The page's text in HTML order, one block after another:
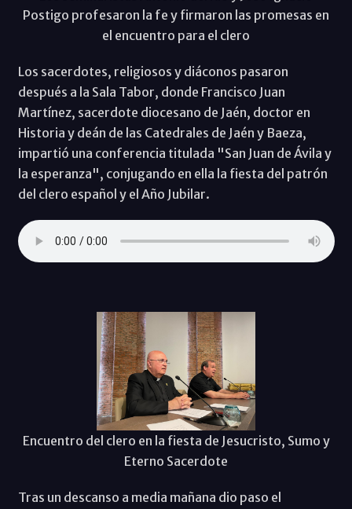
Postigo profesaron la fe y firmaron las promesas en
el encuentro para el clero
Los sacerdotes, religiosos y diáconos pasaron
después a la Sala Tabor, donde Francisco Juan
Martínez, sacerdote diocesano de Jaén, doctor en
Historia y deán de las Catedrales de Jaén y Baeza,
impartió una conferencia titulada "San Juan de Ávila y
la esperanza", conjugando en ella la fiesta del patrón
del clero español y el Año Jubilar.
Encuentro del clero en la fiesta de Jesucristo, Sumo y
Eterno Sacerdote
Tras un descanso a media mañana dio paso el